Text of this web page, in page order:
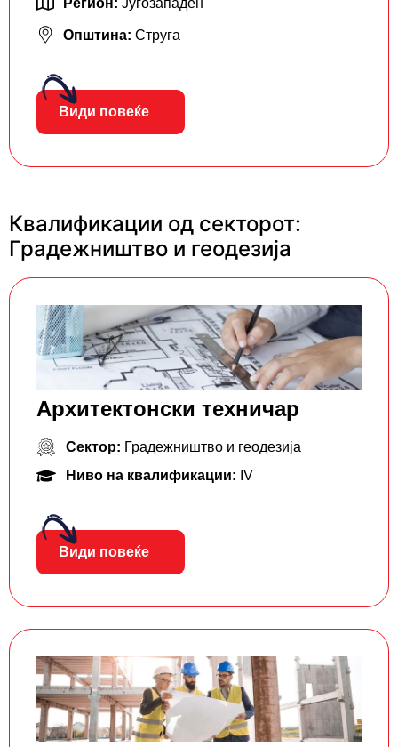
Регион: Југозападен
Општина: Струга
Види повеќе
Квалификации од секторот:
Градежништво и геодезија
Архитектонски техничар
Сектор: Градежништво и геодезија
Ниво на квалификации: IV
Види повеќе